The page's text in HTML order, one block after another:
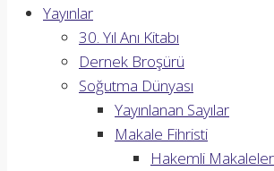
Yayınlar
30. Yıl Anı Kitabı
Dernek Broşürü
Soğutma Dünyası
Yayınlanan Sayılar
Makale Fihristi
Hakemli Makaleler